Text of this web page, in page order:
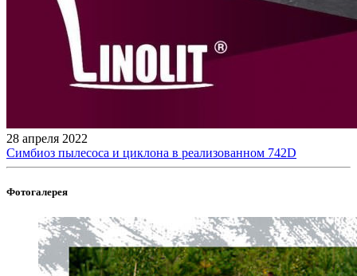
28 апреля 2022
Симбиоз пылесоса и циклона в реализованном 742D
Фотогалерея